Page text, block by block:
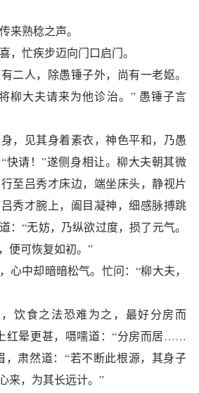
来熟稔之声。
，忙疾步迈向门口启门。
二人，除愚锤子外，尚有一老妪。
柳大夫请来为他诊治。” 愚锤子言
，见其身着素衣，神色平和，乃愚
快请！”遂侧身相让。柳大夫朝其微
至吕秀才床边，端坐床头，静视片
秀才腕上，阖目凝神，细感脉搏跳
：“无妨，乃纵欲过度，损了元气。
便可恢复如初。”
心中却暗暗松气。忙问：“柳大夫，
饮食之法恐难为之，最好分房而
红晕更甚，嗫嚅道：“分房而居……
肃然道：“若不断此根源，其身子
来，为其长远计。”